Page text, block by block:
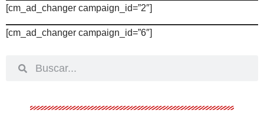
[cm_ad_changer campaign_id=”2″]
[cm_ad_changer campaign_id=”6″]